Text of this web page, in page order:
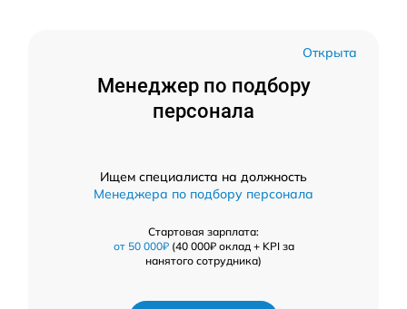
Открыта
Менеджер по подбору
персонала
Ищем специалиста на должность
Менеджера по подбору персонала
Стартовая зарплата:
от 50 000₽(40 000₽ оклад + KPI за
нанятого сотрудника)